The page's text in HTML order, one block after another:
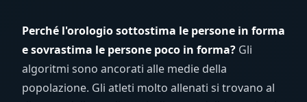
Perché l'orologio sottostima le persone in forma
e sovrastima le persone poco in forma? Gli
algoritmi sono ancorati alle medie della
popolazione. Gli atleti molto allenati si trovano al